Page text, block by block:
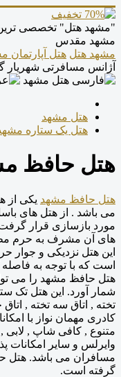
"مشهد هتل" تخصصی ترین
مشهد مقدس
مشهد هتل
هتل آپارتمان
آژانس مسافرتی
هتل مشهد
هتل یک ستاره مشهد
هتل حافظ
هتل حافظ مشهدیکی از
های آن مشرف به حرم
این هتل نزدیکی و
است که با توجه به
هتل حافظ مشهد را می
شمار آورد. این هتل تک
تخته , اتاق سه تخته , اتاق
کادری مهمان نواز با
متنوع , کافی شاپ ,
وایرلس و سایر امکانات
مسافران می باشد. هتل
گرفته است.